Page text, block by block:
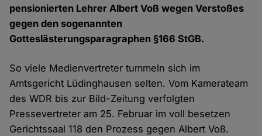
pensionierten Lehrer Albert Voß wegen Verstoßes
gegen den sogenannten
Gotteslästerungsparagraphen §166 StGB.
So viele Medienvertreter tummeln sich im
Amtsgericht Lüdinghausen selten. Vom Kamerateam
des WDR bis zur Bild-Zeitung verfolgten
Pressevertreter am 25. Februar im voll besetzen
Gerichtssaal 118 den Prozess gegen Albert Voß.